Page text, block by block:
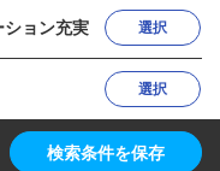
ション充実 選択
選択
検索条件を保存